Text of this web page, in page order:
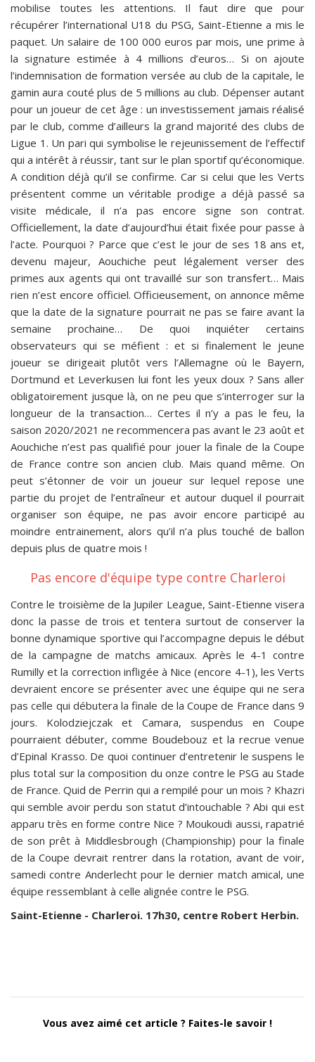
mobilise toutes les attentions. Il faut dire que pour
récupérer l’international U18 du PSG, Saint-Etienne a mis le
paquet. Un salaire de 100 000 euros par mois, une prime à
la signature estimée à 4 millions d’euros… Si on ajoute
l’indemnisation de formation versée au club de la capitale, le
gamin aura couté plus de 5 millions au club. Dépenser autant
pour un joueur de cet âge : un investissement jamais réalisé
par le club, comme d’ailleurs la grand majorité des clubs de
Ligue 1. Un pari qui symbolise le rejeunissement de l’effectif
qui a intérêt à réussir, tant sur le plan sportif qu’économique.
A condition déjà qu’il se confirme. Car si celui que les Verts
présentent comme un véritable prodige a déjà passé sa
visite médicale, il n’a pas encore signe son contrat.
Officiellement, la date d’aujourd’hui était fixée pour passe à
l’acte. Pourquoi ? Parce que c’est le jour de ses 18 ans et,
devenu majeur, Aouchiche peut légalement verser des
primes aux agents qui ont travaillé sur son transfert… Mais
rien n’est encore officiel. Officieusement, on annonce même
que la date de la signature pourrait ne pas se faire avant la
semaine prochaine… De quoi inquiéter certains
observateurs qui se méfient : et si finalement le jeune
joueur se dirigeait plutôt vers l’Allemagne où le Bayern,
Dortmund et Leverkusen lui font les yeux doux ? Sans aller
obligatoirement jusque là, on ne peu que s’interroger sur la
longueur de la transaction… Certes il n’y a pas le feu, la
saison 2020/2021 ne recommencera pas avant le 23 août et
Aouchiche n’est pas qualifié pour jouer la finale de la Coupe
de France contre son ancien club. Mais quand même. On
peut s’étonner de voir un joueur sur lequel repose une
partie du projet de l’entraîneur et autour duquel il pourrait
organiser son équipe, ne pas avoir encore participé au
moindre entrainement, alors qu’il n’a plus touché de ballon
depuis plus de quatre mois !
Pas encore d'équipe type contre Charleroi
Contre le troisième de la Jupiler League, Saint-Etienne visera
donc la passe de trois et tentera surtout de conserver la
bonne dynamique sportive qui l’accompagne depuis le début
de la campagne de matchs amicaux. Après le 4-1 contre
Rumilly et la correction infligée à Nice (encore 4-1), les Verts
devraient encore se présenter avec une équipe qui ne sera
pas celle qui débutera la finale de la Coupe de France dans 9
jours. Kolodziejczak et Camara, suspendus en Coupe
pourraient débuter, comme Boudebouz et la recrue venue
d’Epinal Krasso. De quoi continuer d’entretenir le suspens le
plus total sur la composition du onze contre le PSG au Stade
de France. Quid de Perrin qui a rempilé pour un mois ? Khazri
qui semble avoir perdu son statut d’intouchable ? Abi qui est
apparu très en forme contre Nice ? Moukoudi aussi, rapatrié
de son prêt à Middlesbrough (Championship) pour la finale
de la Coupe devrait rentrer dans la rotation, avant de voir,
samedi contre Anderlecht pour le dernier match amical, une
équipe ressemblant à celle alignée contre le PSG.
Saint-Etienne - Charleroi. 17h30, centre Robert Herbin.
Vous avez aimé cet article ? Faites-le savoir !